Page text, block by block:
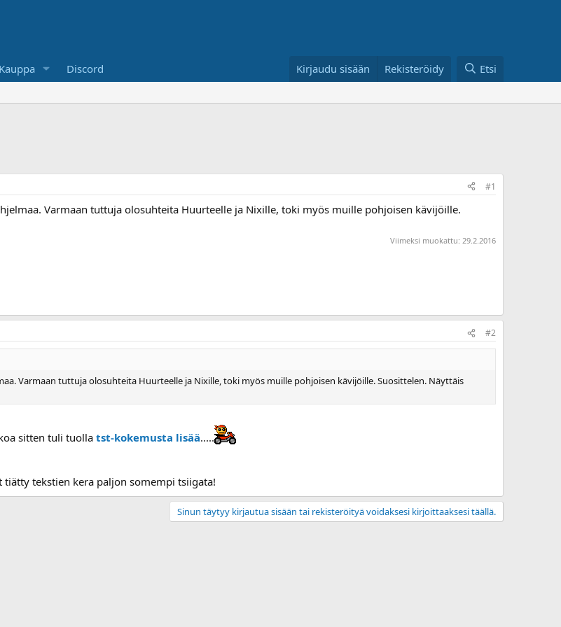
Kauppa Discord Kirjaudu sisään Rekisteröidy Etsi
#1
Varmaan tuttuja olosuhteita Huurteelle ja Nixille, toki myös muille pohjoisen kävijöille.
Viimeksi muokattu: 29.2.2016
#2
Varmaan tuttuja olosuhteita Huurteelle ja Nixille, toki myös muille pohjoisen kävijöille. Suosittelen. Näyttäis
sitten tuli tuolla tst-kokemusta lisää.....
tiätty tekstien kera paljon somempi tsiigata!
Sinun täytyy kirjautua sisään tai rekisteröityä voidaksesi kirjoittaaksesi täällä.